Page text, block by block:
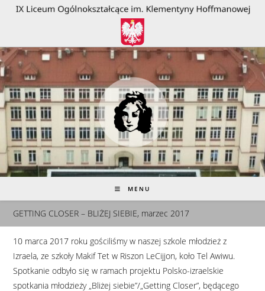
treści
MENU
GETTING CLOSER – BLIŻEJ SIEBIE, marzec 2017
10 marca 2017 roku gościliśmy w naszej szkole młodzież z
Izraela, ze szkoły Makif Tet w Riszon LeCijjon, koło Tel Awiwu.
Spotkanie odbyło się w ramach projektu Polsko-izraelskie
spotkania młodzieży „Bliżej siebie”/„Getting Closer”, będącego